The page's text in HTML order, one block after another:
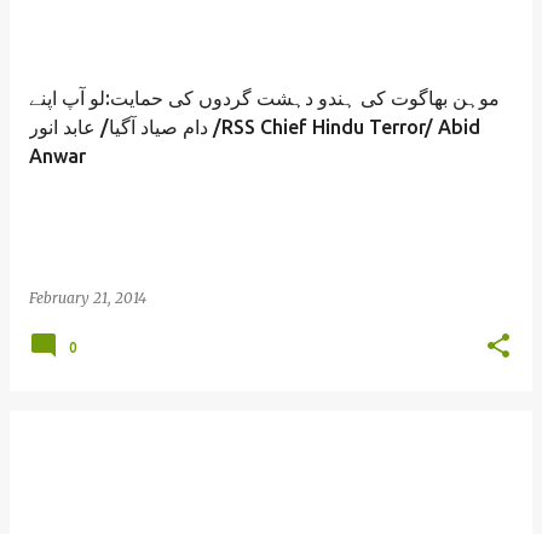
موہن بھاگوت کی ہندو دہشت گردوں کی حمایت:لو آپ اپنے
دام صیاد آگیا/ عابد انور /RSS Chief Hindu Terror/ Abid
Anwar
February 21, 2014
0